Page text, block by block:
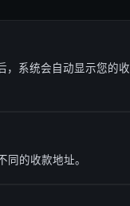
，系统会自动显示您的收
的收款地址。